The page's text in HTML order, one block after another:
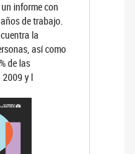
informe con
de trabajo.
la
así como
de las
2009 y l